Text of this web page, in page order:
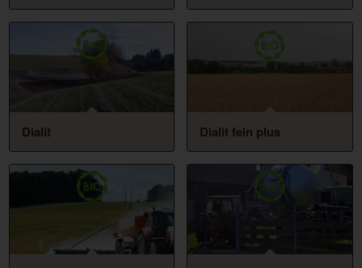
Dialit Dialit fein plus